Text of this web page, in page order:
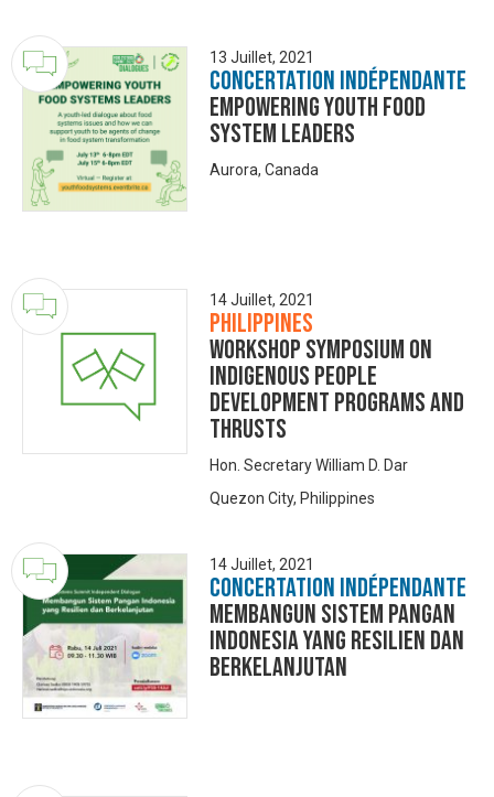
13 Juillet, 2021
Concertation Indépendante
Empowering Youth Food
System Leaders
Aurora, Canada
14 Juillet, 2021
Philippines
Workshop Symposium on
Indigenous People
Development Programs and
Thrusts
Hon. Secretary William D. Dar
Quezon City, Philippines
14 Juillet, 2021
Concertation Indépendante
Membangun sistem pangan
Indonesia yang resilien dan
berkelanjutan